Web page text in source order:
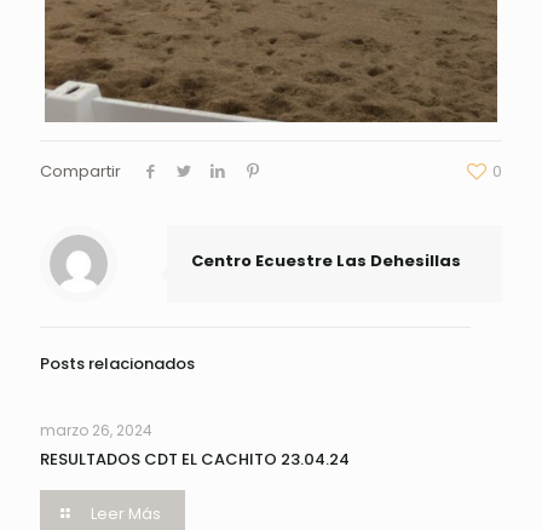
Compartir 0
Centro Ecuestre Las Dehesillas
Posts relacionados
marzo 26, 2024
RESULTADOS CDT EL CACHITO 23.04.24
Leer Más